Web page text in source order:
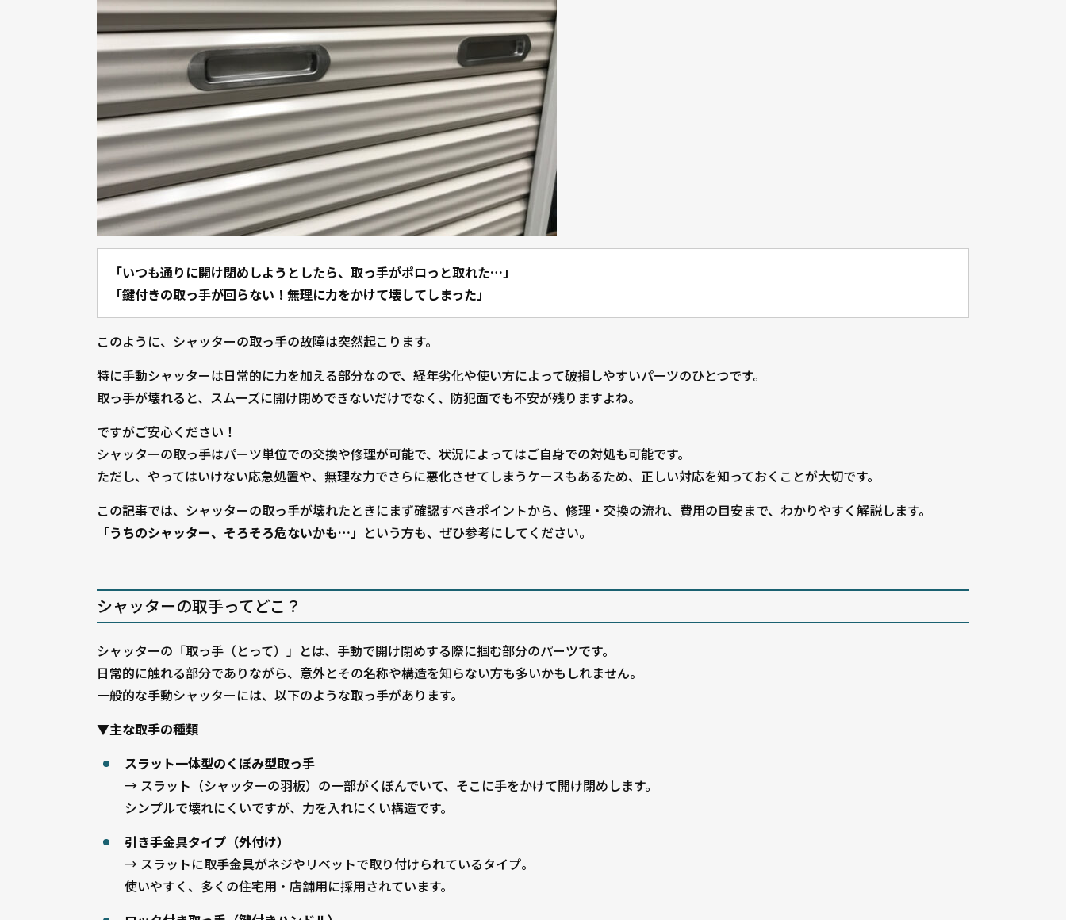
「いつも通りに開け閉めしようとしたら、取っ手がポロっと取れた…」
「鍵付きの取っ手が回らない！無理に力をかけて壊してしまった」
このように、シャッターの取っ手の故障は突然起こります。
特に手動シャッターは日常的に力を加える部分なので、経年劣化や使い方によって破損しやすいパーツのひとつです。
取っ手が壊れると、スムーズに開け閉めできないだけでなく、防犯面でも不安が残りますよね。
ですがご安心ください！
シャッターの取っ手はパーツ単位での交換や修理が可能で、状況によってはご自身での対処も可能です。
ただし、やってはいけない応急処置や、無理な力でさらに悪化させてしまうケースもあるため、正しい対応を知っておくことが大切です。
この記事では、シャッターの取っ手が壊れたときにまず確認すべきポイントから、修理・交換の流れ、費用の目安まで、わかりやすく解説します。
「うちのシャッター、そろそろ危ないかも…」 という方も、ぜひ参考にしてください。
シャッターの取手ってどこ？
シャッターの「取っ手（とって）」とは、手動で開け閉めする際に掴む部分のパーツです。
日常的に触れる部分でありながら、意外とその名称や構造を知らない方も多いかもしれません。
一般的な手動シャッターには、以下のような取っ手があります。
▼主な取手の種類
スラット一体型のくぼみ型取っ手
→ スラット（シャッターの羽板）の一部がくぼんでいて、そこに手をかけて開け閉めします。
シンプルで壊れにくいですが、力を入れにくい構造です。
引き手金具タイプ（外付け）
→ スラットに取手金具がネジやリベットで取り付けられているタイプ。
使いやすく、多くの住宅用・店舗用に採用されています。